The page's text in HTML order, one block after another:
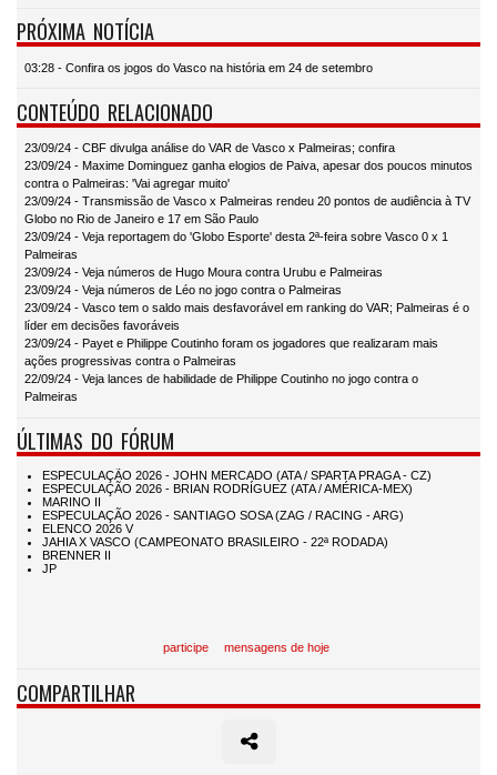
PRÓXIMA NOTÍCIA
03:28 - Confira os jogos do Vasco na história em 24 de setembro
CONTEÚDO RELACIONADO
23/09/24 - CBF divulga análise do VAR de Vasco x Palmeiras; confira
23/09/24 - Maxime Dominguez ganha elogios de Paiva, apesar dos poucos minutos
contra o Palmeiras: 'Vai agregar muito'
23/09/24 - Transmissão de Vasco x Palmeiras rendeu 20 pontos de audiência à TV
Globo no Rio de Janeiro e 17 em São Paulo
23/09/24 - Veja reportagem do 'Globo Esporte' desta 2ª-feira sobre Vasco 0 x 1
Palmeiras
23/09/24 - Veja números de Hugo Moura contra Urubu e Palmeiras
23/09/24 - Veja números de Léo no jogo contra o Palmeiras
23/09/24 - Vasco tem o saldo mais desfavorável em ranking do VAR; Palmeiras é o
líder em decisões favoráveis
23/09/24 - Payet e Philippe Coutinho foram os jogadores que realizaram mais
ações progressivas contra o Palmeiras
22/09/24 - Veja lances de habilidade de Philippe Coutinho no jogo contra o
Palmeiras
ÚLTIMAS DO FÓRUM
participe mensagens de hoje
COMPARTILHAR